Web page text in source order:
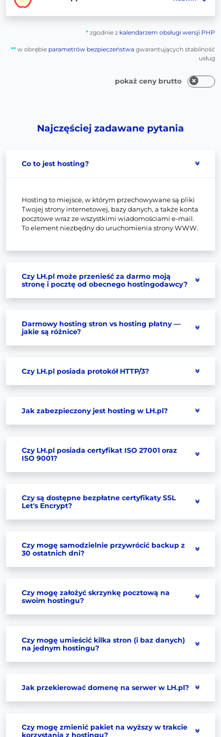
* zgodnie z kalendarzem obsługi wersji PHP
** w obrębie parametrów bezpieczeństwa gwarantujących stabilność
usług
pokaż ceny brutto
Najczęściej zadawane pytania
Co to jest hosting?
Hosting to miejsce, w którym przechowywane są pliki
Twojej strony internetowej, bazy danych, a także konta
pocztowe wraz ze wszystkimi wiadomościami e-mail.
To element niezbędny do uruchomienia strony WWW.
Czy LH.pl może przenieść za darmo moją
stronę i pocztę od obecnego hostingodawcy?
Darmowy hosting stron vs hosting płatny —
jakie są różnice?
Czy LH.pl posiada protokół HTTP/3?
Jak zabezpieczony jest hosting w LH.pl?
Czy LH.pl posiada certyfikat ISO 27001 oraz
ISO 9001?
Czy są dostępne bezpłatne certyfikaty SSL
Let's Encrypt?
Czy mogę samodzielnie przywrócić backup z
30 ostatnich dni?
Czy mogę założyć skrzynkę pocztową na
swoim hostingu?
Czy mogę umieścić kilka stron (i baz danych)
na jednym hostingu?
Jak przekierować domenę na serwer w LH.pl?
Czy mogę zmienić pakiet na wyższy w trakcie
korzystania z hostingu?